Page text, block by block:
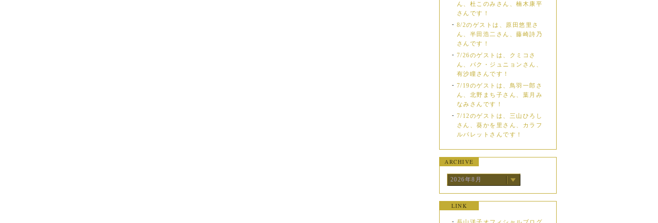
ん、杜このみさん、楠木康平
さんです！
8/2のゲストは、原田悠里さ
ん、半田浩二さん、藤崎詩乃
さんです！
7/26のゲストは、クミコさ
ん、パク・ジュニョンさん、
有沙瞳さんです！
7/19のゲストは、鳥羽一郎さ
ん、北野まち子さん、葉月み
なみさんです！
7/12のゲストは、三山ひろし
さん、葵かを里さん、カラフ
ルパレットさんです！
ARCHIVE
2026年8月
LINK